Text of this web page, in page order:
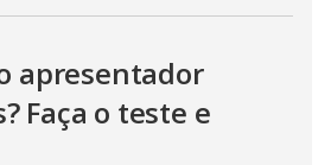
apresentador
Faça o teste e